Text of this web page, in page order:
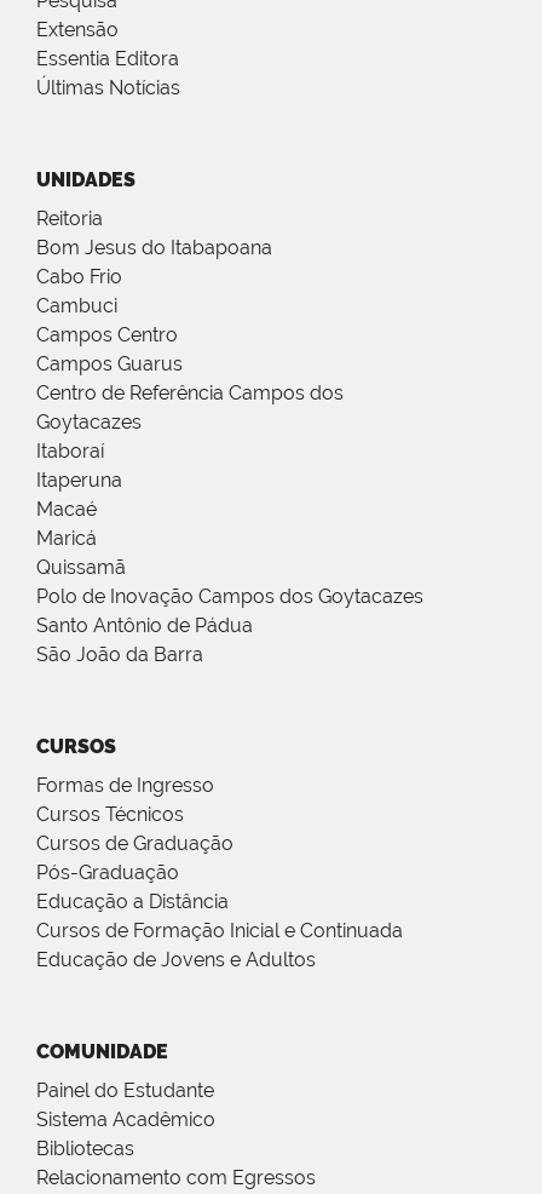
Extensão
Essentia Editora
Últimas Notícias
UNIDADES
Reitoria
Bom Jesus do Itabapoana
Cabo Frio
Cambuci
Campos Centro
Campos Guarus
Centro de Referência Campos dos
Goytacazes
Itaboraí
Itaperuna
Macaé
Maricá
Quissamã
Polo de Inovação Campos dos Goytacazes
Santo Antônio de Pádua
São João da Barra
CURSOS
Formas de Ingresso
Cursos Técnicos
Cursos de Graduação
Pós-Graduação
Educação a Distância
Cursos de Formação Inicial e Continuada
Educação de Jovens e Adultos
COMUNIDADE
Painel do Estudante
Sistema Acadêmico
Bibliotecas
Relacionamento com Egressos